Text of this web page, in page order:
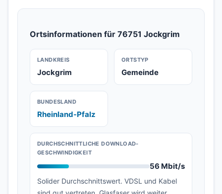
Ortsinformationen für 76751 Jockgrim
LANDKREIS
Jockgrim
ORTSTYP
Gemeinde
BUNDESLAND
Rheinland-Pfalz
DURCHSCHNITTLICHE DOWNLOAD-
GESCHWINDIGKEIT
56 Mbit/s
Solider Durchschnittswert. VDSL und Kabel